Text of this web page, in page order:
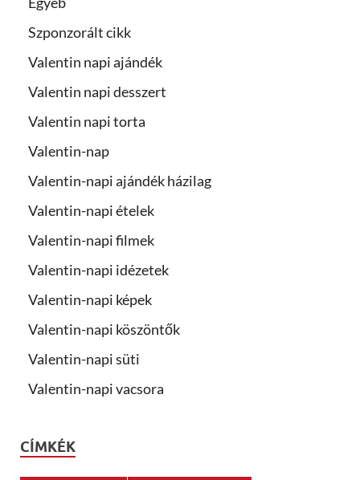
Szponzorált cikk
Valentin napi ajándék
Valentin napi desszert
Valentin napi torta
Valentin-nap
Valentin-napi ajándék házilag
Valentin-napi ételek
Valentin-napi filmek
Valentin-napi idézetek
Valentin-napi képek
Valentin-napi köszöntők
Valentin-napi süti
Valentin-napi vacsora
CÍMKÉK